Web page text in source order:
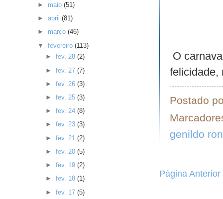
O
felicidade,
Postado
genildo
Página Anterior
► maio(51)
►abril(81)
► março(46)
▼fevereiro(113)
► fev. 28 (2)
► fev. 27 (7)
► fev. 26 (3)
► fev. 25 (3)
► fev. 24 (8)
► fev. 23 (3)
► fev. 21 (2)
► fev. 20 (5)
► fev. 19 (2)
► fev. 18 (1)
► fev. 17 (5)